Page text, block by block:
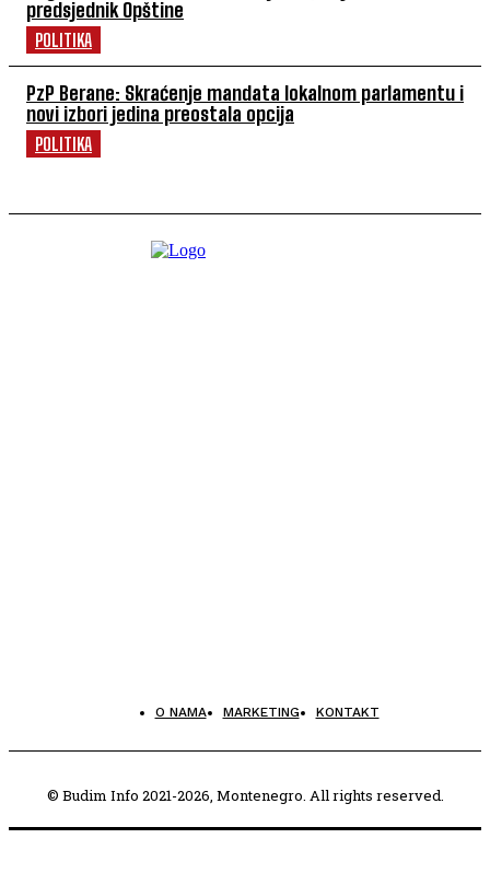
predsjednik Opštine
POLITIKA
PzP Berane: Skraćenje mandata lokalnom parlamentu i
novi izbori jedina preostala opcija
POLITIKA
O NAMA MARKETING KONTAKT
© Budim Info 2021-2026, Montenegro. All rights reserved.